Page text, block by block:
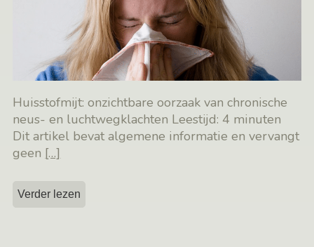
Huisstofmijt: onzichtbare oorzaak van chronische
neus- en luchtwegklachten Leestijd: 4 minuten
Dit artikel bevat algemene informatie en vervangt
geen […]
Verder lezen